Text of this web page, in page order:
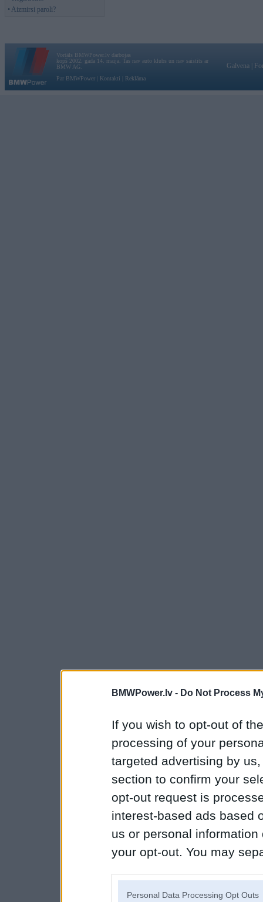
BMWPower.lv - Do Not Process
If you wish to opt-out of
processing of your
targeted advertising by
section to confirm your
opt-out request is
interest-based ads based
us or personal
your opt-out. You may
Personal Data Processing Opt Outs
• Aizmirsi paroli?
Vortāls BMWPower.lv darbojas
kopš 2002. gada 14. maija. Tas nav auto klubs un nav saistīts ar
BMW AG.
Par BMWPower
Kontakti Reklāma
Galvena